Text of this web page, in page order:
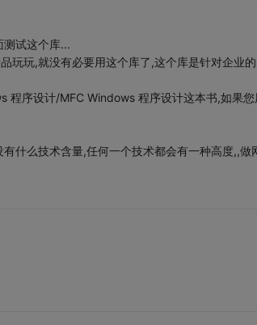
测试这个库...
玩玩,就没有必要用这个库了,这个库是针对企业
程序设计/MFC Windows 程序设计这本书,如果
什么技术含量,任何一个技术都会有一种高度,,